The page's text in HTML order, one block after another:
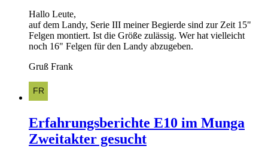
Hallo Leute,
auf dem Landy, Serie III meiner Begierde sind zur Zeit 15"
Felgen montiert. Ist die Größe zulässig. Wer hat vielleicht
noch 16" Felgen für den Landy abzugeben.
Gruß Frank
Erfahrungsberichte E10 im Munga
Zweitakter gesucht